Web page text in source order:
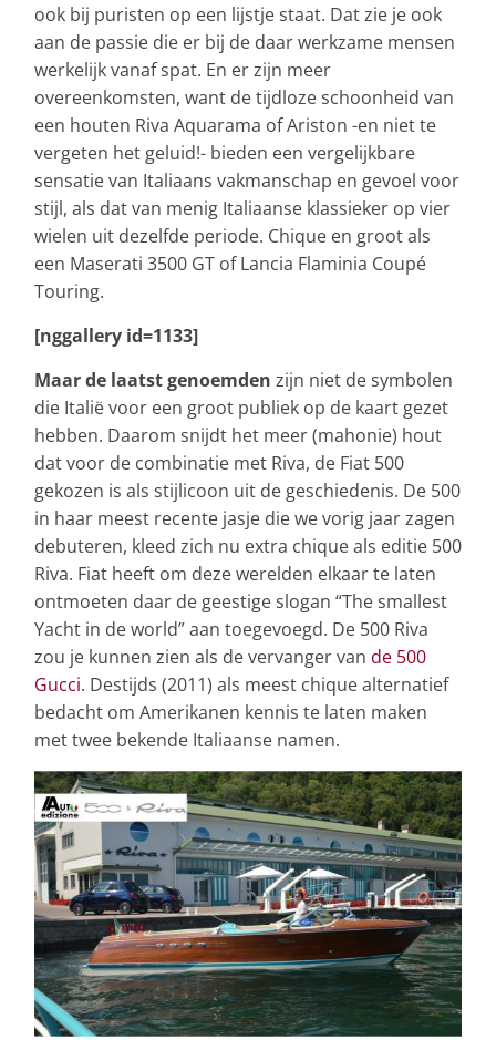
ook bij puristen op een lijstje staat. Dat zie je ook
aan de passie die er bij de daar werkzame mensen
werkelijk vanaf spat. En er zijn meer
overeenkomsten, want de tijdloze schoonheid van
een houten Riva Aquarama of Ariston -en niet te
vergeten het geluid!- bieden een vergelijkbare
sensatie van Italiaans vakmanschap en gevoel voor
stijl, als dat van menig Italiaanse klassieker op vier
wielen uit dezelfde periode. Chique en groot als
een Maserati 3500 GT of Lancia Flaminia Coupé
Touring.
[nggallery id=1133]
Maar de laatst genoemden zijn niet de symbolen
die Italië voor een groot publiek op de kaart gezet
hebben. Daarom snijdt het meer (mahonie) hout
dat voor de combinatie met Riva, de Fiat 500
gekozen is als stijlicoon uit de geschiedenis. De 500
in haar meest recente jasje die we vorig jaar zagen
debuteren, kleed zich nu extra chique als editie 500
Riva. Fiat heeft om deze werelden elkaar te laten
ontmoeten daar de geestige slogan “The smallest
Yacht in de world” aan toegevoegd. De 500 Riva
zou je kunnen zien als de vervanger van de 500
Gucci. Destijds (2011) als meest chique alternatief
bedacht om Amerikanen kennis te laten maken
met twee bekende Italiaanse namen.